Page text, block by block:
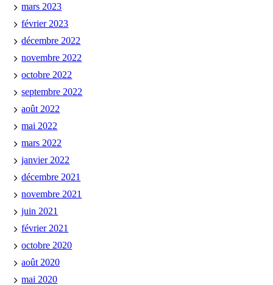
mars 2023
février 2023
décembre 2022
novembre 2022
octobre 2022
septembre 2022
août 2022
mai 2022
mars 2022
janvier 2022
décembre 2021
novembre 2021
juin 2021
février 2021
octobre 2020
août 2020
mai 2020